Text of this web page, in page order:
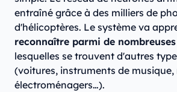
entraîné grâce à des milliers de
d'hélicoptères. Le système va
reconnaître parmi de
lesquelles se trouvent d'autres
(voitures, instruments de musique,
électroménagers…).